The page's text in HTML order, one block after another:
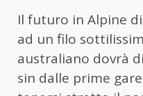
Il futuro in Alpine di
ad un filo
australiano dovrà
sin dalle prime